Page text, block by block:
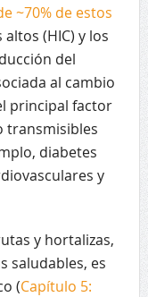
~70% de estos
(HIC) y los
del
al cambio
principal factor
transmisibles
diabetes
y
y hortalizas,
saludables, es
(Capítulo 5: